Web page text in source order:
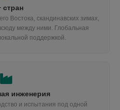
стран
Востока, скандинавских зимах,
между ними. Глобальная
поддержкой.
инженерия
и испытания под одной